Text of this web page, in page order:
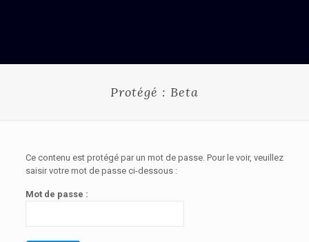
Protégé : Beta
Ce contenu est protégé par un mot de passe. Pour le voir, veuillez
saisir votre mot de passe ci-dessous :
Mot de passe :